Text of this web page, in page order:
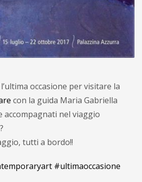
occasione per visitare la
con la guida Maria Gabriella
accompagnati nel viaggio
tutti a bordo!!
#ultimaoccasione